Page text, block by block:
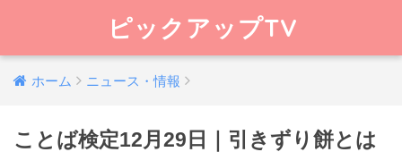
ピックアップTV
ホーム ニュース・情報
ことば検定12月29日｜引きずり餅とは